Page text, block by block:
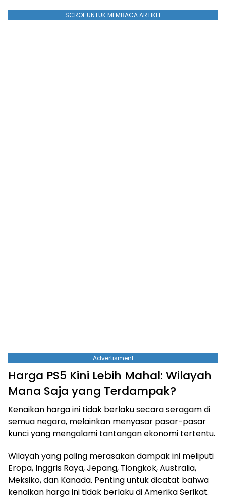
SCROL UNTUK MEMBACA ARTIKEL
Advertisment
Harga PS5 Kini Lebih Mahal: Wilayah
Mana Saja yang Terdampak?
Kenaikan harga ini tidak berlaku secara seragam di
semua negara, melainkan menyasar pasar-pasar
kunci yang mengalami tantangan ekonomi tertentu.
Wilayah yang paling merasakan dampak ini meliputi
Eropa, Inggris Raya, Jepang, Tiongkok, Australia,
Meksiko, dan Kanada. Penting untuk dicatat bahwa
kenaikan harga ini tidak berlaku di Amerika Serikat.